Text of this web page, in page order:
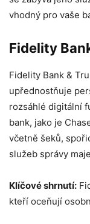
vhodný pro vaše
Fidelity
Fidelity Bank &
upřednostňuje
rozsáhlé digitální
bank, jako je
včetně šeků,
služeb správy
Klíčové shrnutí:
kteří oceňují